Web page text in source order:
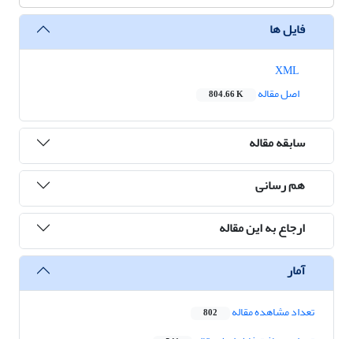
فایل ها
اصل مقاله
804.66 K
سابقه مقاله
هم رسانی
ارجاع به این مقاله
آمار
تعداد مشاهده مقاله 802